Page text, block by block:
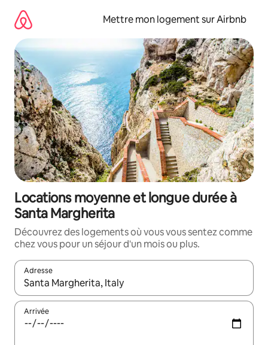
directement
contenu
Mettre mon logement sur Airbnb
Locations moyenne et longue durée à
Santa Margherita
Découvrez des logements où vous vous sentez comme
chez vous pour un séjour d'un mois ou plus.
Adresse
Lorsque les résultats s'affichent, utilisez les flèches vers le
Arrivée